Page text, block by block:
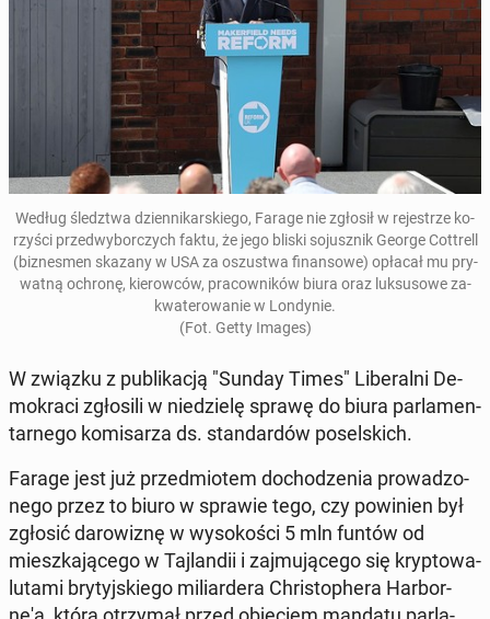
Według śledz­twa dzien­ni­kar­skie­go, Farage nie zgłosił w re­je­strze ko­
rzy­ści przed­wy­bor­czych faktu, że jego bliski so­jusz­nik George Cot­trell
(biz­nes­men skazany w USA za oszu­stwa fi­nan­so­we) opłacał mu pry­
wat­ną ochronę, kie­row­ców, pra­cow­ni­ków biura oraz luk­su­so­we za­
kwa­te­ro­wa­nie w Lon­dy­nie.
(Fot. Getty Images)
W związku z pu­bli­ka­cją "Sunday Times" Li­be­ral­ni De­
mo­kra­ci zgło­si­li w nie­dzie­lę sprawę do biura par­la­men­
tar­ne­go ko­mi­sa­rza ds. stan­dar­dów po­sel­skich.
Farage jest już przed­mio­tem do­cho­dze­nia pro­wa­dzo­
ne­go przez to biuro w sprawie tego, czy po­wi­nien był
zgłosić da­ro­wi­znę w wy­so­ko­ści 5 mln funtów od
miesz­ka­ją­ce­go w Taj­lan­dii i zaj­mu­ją­ce­go się kryp­to­wa­
lu­ta­mi bry­tyj­skie­go mi­liar­de­ra Chri­sto­phe­ra Har­bor­